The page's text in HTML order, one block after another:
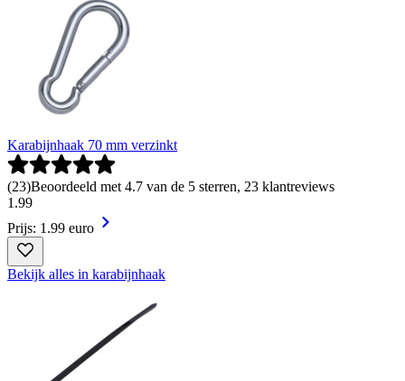
Karabijnhaak 70 mm verzinkt
(23)Beoordeeld met 4.7 van de 5 sterren, 23 klantreviews
1 .99
Prijs: 1.99 euro
Bekijk alles in karabijnhaak